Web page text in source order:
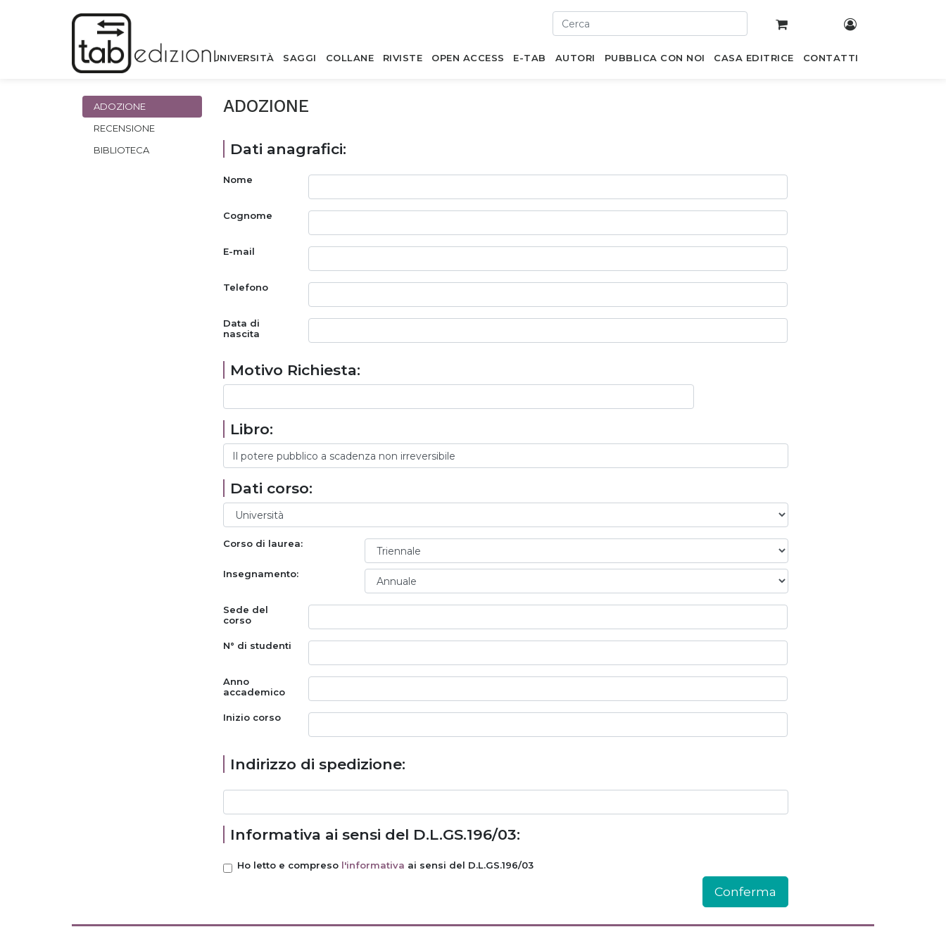
UNIVERSITÀ SAGGI COLLANE RIVISTE OPEN ACCESS E-TAB AUTORI PUBBLICA CON NOI CASA EDITRICE CONTATTI
ADOZIONE
RECENSIONE
BIBLIOTECA
ADOZIONE
Dati anagrafici:
Nome
Cognome
E-mail
Telefono
Data di
nascita
Motivo Richiesta:
Libro:
Dati corso:
Corso di laurea:
Insegnamento:
Sede del
corso
N° di studenti
Anno
accademico
Inizio corso
Indirizzo di spedizione:
Informativa ai sensi del D.L.GS.196/03:
Ho letto e compreso l'informativa ai sensi del D.L.GS.196/03